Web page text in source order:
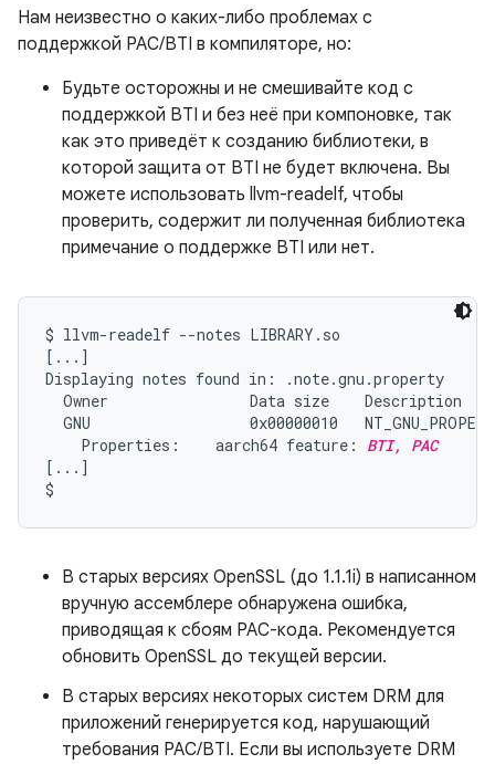
Нам неизвестно о каких-либо проблемах с
поддержкой PAC/BTI в компиляторе, но:
Будьте осторожны и не смешивайте код с
поддержкой BTI и без неё при компоновке, так
как это приведёт к созданию библиотеки, в
которой защита от BTI не будет включена. Вы
можете использовать llvm-readelf, чтобы
проверить, содержит ли полученная библиотека
примечание о поддержке BTI или нет.
$ llvm-readelf --notes LIBRARY.so
[...]
Displaying notes found in: .note.gnu.property
  Owner                Data size    Description
GNU                  0x00000010
    Properties:    aarch64 feature:
BTI, PAC
[...]
В старых версиях OpenSSL (до 1.1.1i) в написанном
вручную ассемблере обнаружена ошибка,
приводящая к сбоям PAC-кода. Рекомендуется
обновить OpenSSL до текущей версии.
В старых версиях некоторых систем DRM для
приложений генерируется код, нарушающий
требования PAC/BTI. Если вы используете DRM